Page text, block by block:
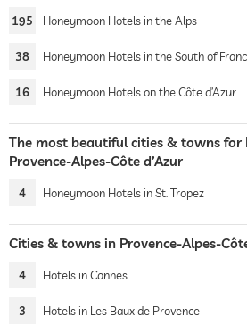
195 Honeymoon Hotels in the Alps
38 Honeymoon Hotels in the South of
16 Honeymoon Hotels on the Côte d’Azur
The most beautiful cities & towns for
Provence-Alpes-Côte d’Azur
4 Honeymoon Hotels in St. Tropez
Cities & towns in Provence-Alpes-
4 Hotels in Cannes
3 Hotels in Les Baux de Provence